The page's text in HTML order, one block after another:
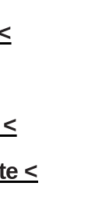
<